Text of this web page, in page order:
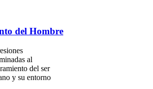
del Hombre
al
del ser
y su entorno